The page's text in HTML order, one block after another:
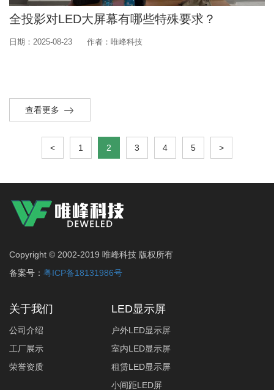
全投影对LED大屏幕有哪些特殊要求？
日期：2025-08-23 作者：唯峰科技
查看更多
< 1 2 3 4 5 >
Copyright © 2002-2019 唯峰科技 版权所有
备案号： 粤ICP备18131986号
关于我们
公司介绍
工厂展示
荣誉资质
LED显示屏
户外LED显示屏
室内LED显示屏
租赁LED显示屏
小间距LED屏